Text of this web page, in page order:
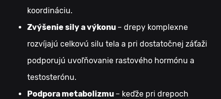
koordináciu.
Zvýšenie sily a výkonu – drepy komplexne
rozvíjajú celkovú silu tela a pri dostatočnej záťaži
podporujú uvoľňovanie rastového hormónu a
testosterónu.
Podpora metabolizmu – keďže pri drepoch